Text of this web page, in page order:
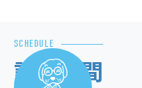
SCHEDULE
診療時間